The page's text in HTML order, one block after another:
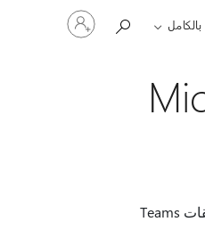
تسجيل
الدخول
إلى
انضم إلى اجتماعات Teams في أي وقت وفي أي مكان ومن أي جهاز. للحصول على أفضل تجربة، انضم من تطبيقات Teams